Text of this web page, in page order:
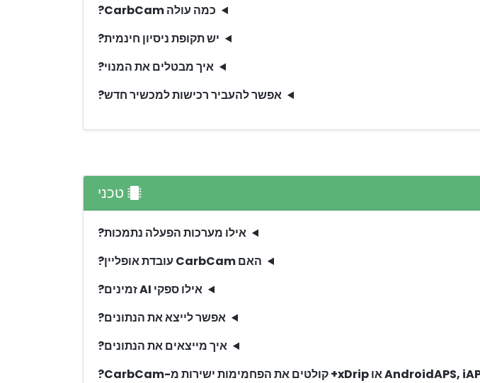
כמה עולה CarbCam?
יש תקופת ניסיון חינמית?
איך מבטלים את המנוי?
אפשר להעביר רכישות למכשיר חדש?
טכני
אילו מערכות הפעלה נתמכות?
האם CarbCam עובדת אופליין?
אילו ספקי AI זמינים?
אפשר לייצא את הנתונים?
איך מייצאים את הנתונים?